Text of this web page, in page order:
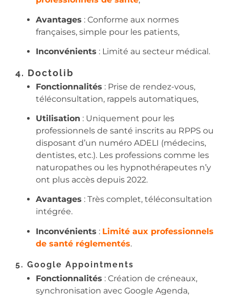
Avantages : Conforme aux normes
françaises, simple pour les patients,
Inconvénients : Limité au secteur médical.
4. Doctolib
Fonctionnalités : Prise de rendez-vous,
téléconsultation, rappels automatiques,
Utilisation : Uniquement pour les
professionnels de santé inscrits au RPPS ou
disposant d’un numéro ADELI (médecins,
dentistes, etc.). Les professions comme les
naturopathes ou les hypnothérapeutes n’y
ont plus accès depuis 2022.
Avantages : Très complet, téléconsultation
intégrée.
Inconvénients : Limité aux professionnels
de santé réglementés.
5. Google Appointments
Fonctionnalités : Création de créneaux,
synchronisation avec Google Agenda,